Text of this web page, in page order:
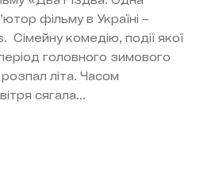
фільму в Україні –
Сімейну комедію, події якої
головного зимового
літа. Часом
сягала...